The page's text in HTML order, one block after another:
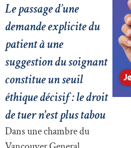
Le passage d’une
demande explicite du
patient à une
suggestion du soignant
constitue un seuil
éthique décisif : le droit
de tuer n'est plus tabou
Dans une chambre du